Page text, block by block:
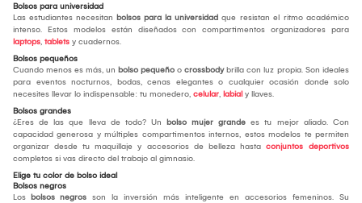
Bolsos para universidad
Las estudiantes necesitan bolsos para la universidad que resistan el ritmo académico
intenso. Estos modelos están diseñados con compartimentos organizadores para
laptops, tablets y cuadernos.
Bolsos pequeños
Cuando menos es más, un bolso pequeño o crossbodybrilla con luz propia. Son ideales
para eventos nocturnos, bodas, cenas elegantes o cualquier ocasión donde solo
necesites llevar lo indispensable: tu monedero, celular, labial y llaves.
Bolsos grandes
¿Eres de las que lleva de todo? Un bolso mujer grande es tu mejor aliado. Con
capacidad generosa y múltiples compartimentos internos, estos modelos te permiten
organizar desde tu maquillaje y accesorios de belleza hasta conjuntos deportivos
completos si vas directo del trabajo al gimnasio.
Elige tu color de bolso ideal
Bolsos negros
Los bolsos negros son la inversión más inteligente en accesorios femeninos. Su